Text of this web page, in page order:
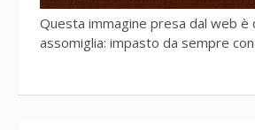
Questa immagine presa dal web è
assomiglia: impasto da sempre